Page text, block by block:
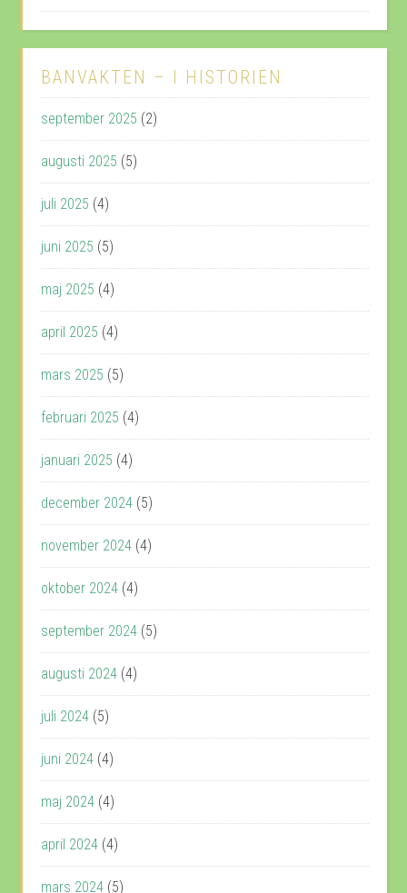
BANVAKTEN – I HISTORIEN
september 2025 (2)
augusti 2025 (5)
juli 2025 (4)
juni 2025 (5)
maj 2025 (4)
april 2025 (4)
mars 2025 (5)
februari 2025 (4)
januari 2025 (4)
december 2024 (5)
november 2024 (4)
oktober 2024 (4)
september 2024 (5)
augusti 2024 (4)
juli 2024 (5)
juni 2024 (4)
maj 2024 (4)
april 2024 (4)
mars 2024 (5)